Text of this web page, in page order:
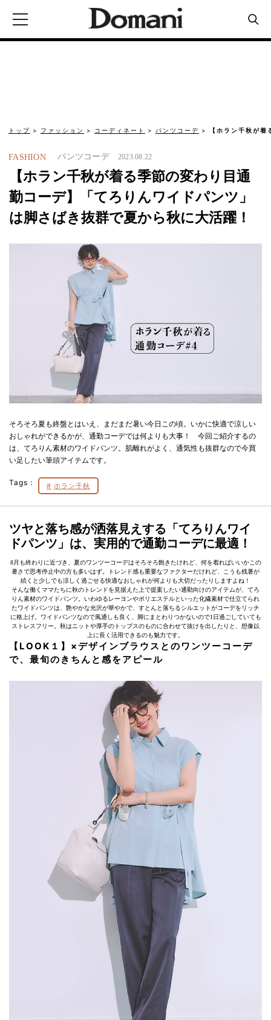
トップ ファッション コーディネート パンツコーデ 【ホラン千秋が
FASHION パンツコーデ 2023.08.22
【ホラン千秋が着る季節の変わり目通
勤コーデ】「てろりんワイドパンツ」
は脚さばき抜群で夏から秋に大活躍！
そろそろ夏も終盤とはいえ、まだまだ暑い今日この頃。いかに快適で涼しい
おしゃれができるかが、通勤コーデでは何よりも大事！ 今回ご紹介するの
は、てろりん素材のワイドパンツ。肌離れがよく、通気性も抜群なので今買
い足したい筆頭アイテムです。
Tags： ホラン千秋
ツヤと落ち感が洒落見えする「てろりんワイ
ドパンツ」は、実用的で通勤コーデに最適！
8月も終わりに近づき、夏のワンツーコーデはそろそろ飽きたけれど、何を着ればいいかこの
暑さで思考停止中の方も多いはず。トレンド感も重要なファクターだけれど、こうも残暑が
続くと少しでも涼しく過ごせる快適なおしゃれが何よりも大切だったりしますよね！
そんな働くママたちに秋のトレンドを見据えた上で提案したい通勤向けのアイテムが、てろ
りん素材のワイドパンツ。いわゆるレーヨンやポリエステルといった化繊素材で仕立てられ
たワイドパンツは、艶やかな光沢が華やかで、すとんと落ちるシルエットがコーデをリッチ
に格上げ。ワイドパンツなので風通しも良く、脚にまとわりつかないので1日過ごしていても
ストレスフリー。秋はニットや厚手のトップスのものに合わせて抜けを出したりと、想像以
上に長く活用できるのも魅力です。
【LOOK１】×デザインブラウスとのワンツーコーデ
で、最旬のきちんと感をアピール